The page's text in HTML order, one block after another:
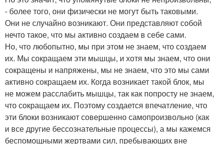
- более того, они физически не могут быть таковыми.
Они не случайно возникают. Они представляют собой
нечто такое, что мы активно создаем в себе сами.
Но, что любопытно, мы при этом не знаем, что создаем
их. Мы сокращаем эти мышцы, и хотя мы знаем, что они
сокращены и напряжены, мы не знаем, что это мы сами
активно сокращаем их. Когда возникает такой блок, мы
не можем расслабить мышцы, так как попросту не знаем,
что сокращаем их. Поэтому создается впечатление, что
эти блоки возникают совершенно самопроизвольно (как
и все другие бессознательные процессы), а мы кажемся
беспомощными жертвами сил, пребывающих вне